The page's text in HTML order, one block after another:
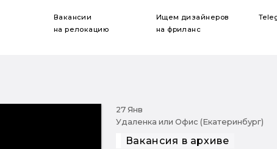
Вакансии
на релокацию
Ищем дизайнеров
на фриланс
27 Янв
Удаленка или Офис (Екатеринбург)
Вакансия в архиве